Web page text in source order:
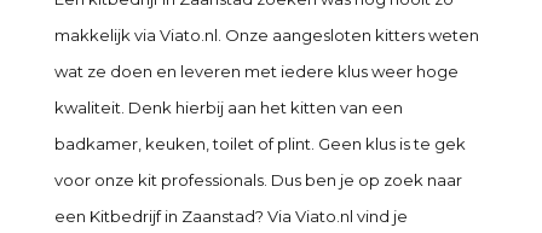
makkelijk via Viato.nl. Onze aangesloten kitters weten
wat ze doen en leveren met iedere klus weer hoge
kwaliteit. Denk hierbij aan het kitten van een
badkamer, keuken, toilet of plint. Geen klus is te gek
voor onze kit professionals. Dus ben je op zoek naar
een Kitbedrijf in Zaanstad? Via Viato.nl vind je